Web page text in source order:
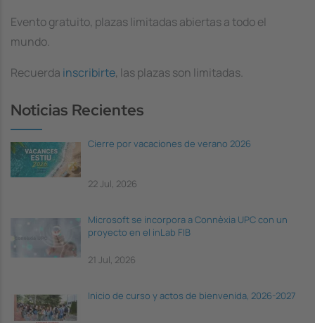
Evento gratuito, plazas limitadas abiertas a todo el
mundo.
Recuerda inscribirte, las plazas son limitadas.
Noticias Recientes
Cierre por vacaciones de verano 2026
22 Jul, 2026
Microsoft se incorpora a Connèxia UPC con un
proyecto en el inLab FIB
21 Jul, 2026
Inicio de curso y actos de bienvenida, 2026-2027